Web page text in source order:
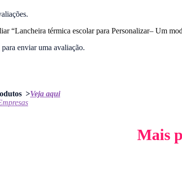
“Lancheira térmica escolar para Personalizar– Um
para enviar uma avaliação.
>Veja aqui
Mais